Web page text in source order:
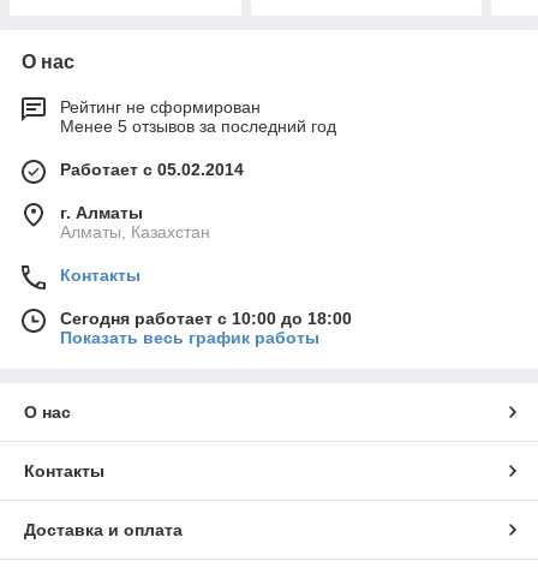
О нас
Рейтинг не сформирован
Менее 5 отзывов за последний год
Работает с 05.02.2014
г. Алматы
Алматы, Казахстан
Контакты
Сегодня работает с 10:00 до 18:00
Показать весь график работы
О нас
Контакты
Доставка и оплата